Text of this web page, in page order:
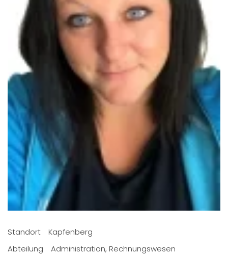
Standort
Kapfenberg
Abteilung
Administration, Rechnungswesen